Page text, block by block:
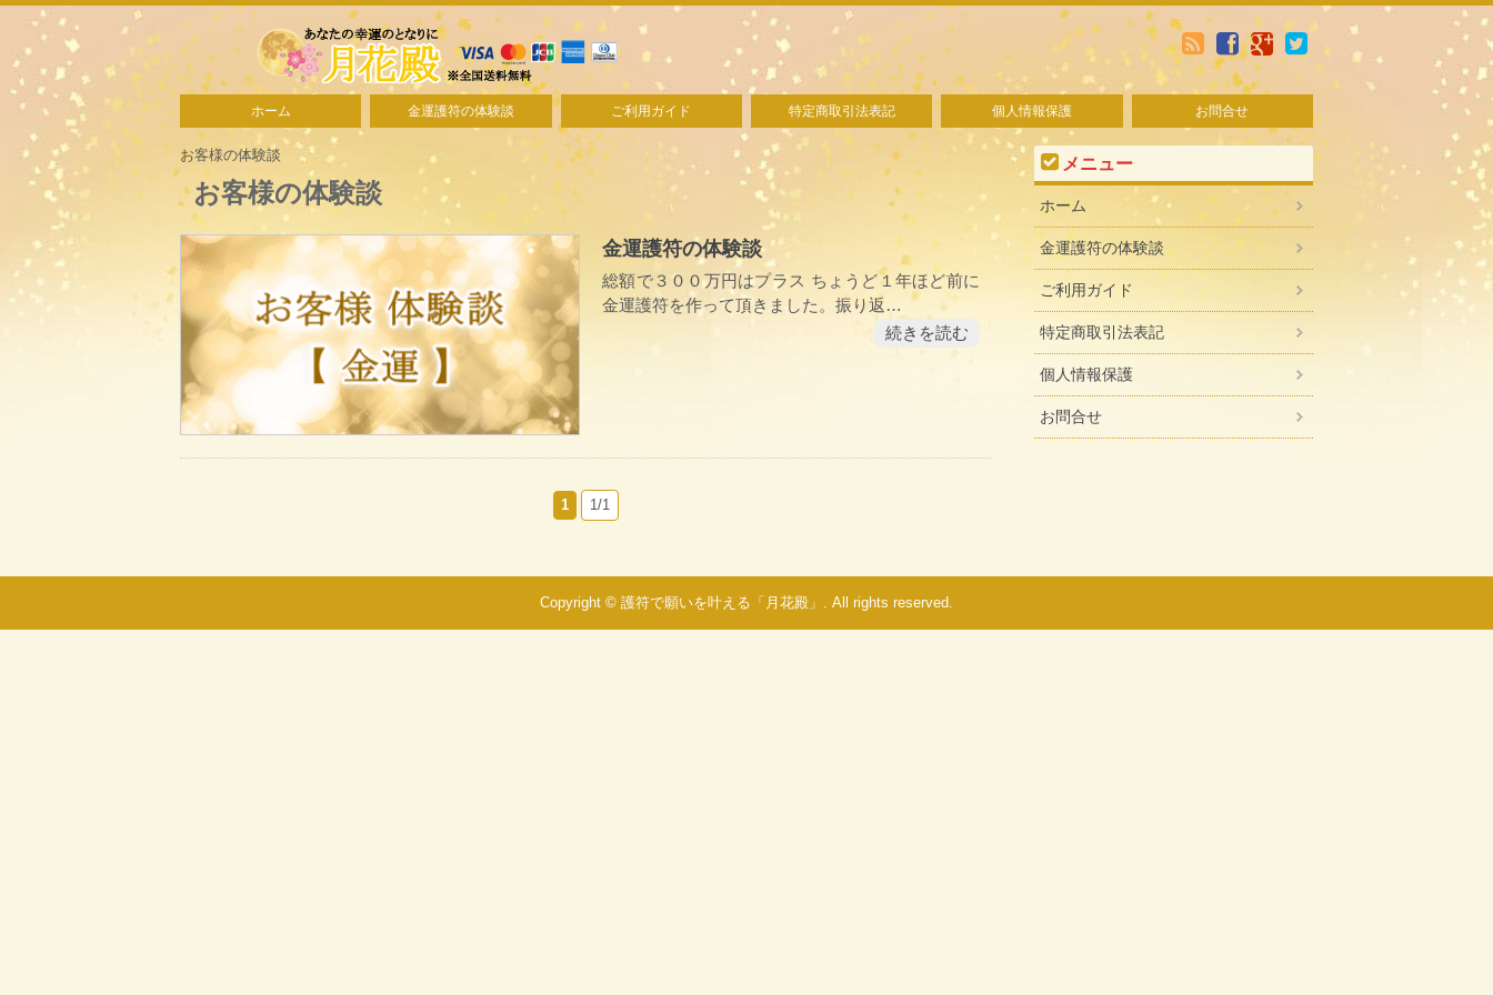
ホーム 金運護符の体験談 ご利用ガイド 特定商取引法表記 個人情報保護 お問合せ
お客様の体験談
お客様の体験談
金運護符の体験談
総額で３００万円はプラス ちょうど１年ほど前に
金運護符を作って頂きました。振り返…
続きを読む
1 1/1
メニュー
ホーム
金運護符の体験談
ご利用ガイド
特定商取引法表記
個人情報保護
お問合せ
Copyright © 護符で願いを叶える「月花殿」. All rights reserved.